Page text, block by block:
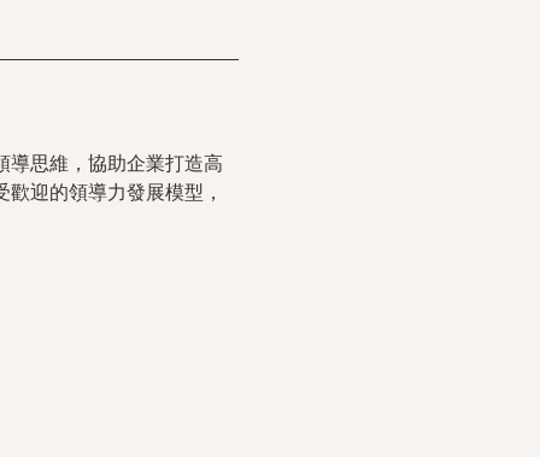
思維，協助企業打造高
迎的領導力發展模型，